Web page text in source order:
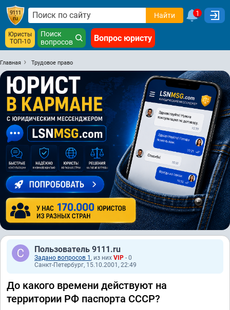
Найти 1
Юристы
ТОП-10
Поиск
вопросов
Вопрос юристу
Главная Трудовое право
Пользователь 9111.ru
Задано вопросов 1 , из них VIP - 0
Санкт-Петербург, 15.10.2001, 22:49
До какого времени действуют на
территории РФ паспорта СССР?